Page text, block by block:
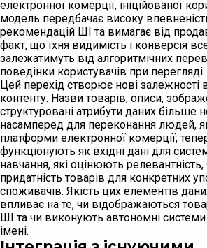
електронної комерції, ініційованої
модель передбачає високу
рекомендацій ШІ та вимагає від
факт, що їхня видимість і конверсія
залежатимуть від алгоритмічних
поведінки користувачів при перегляді.
Цей перехід створює нові залежності
контенту. Назви товарів, описи,
структуровані атрибути даних більше
насамперед для переконання людей,
платформи електронної комерції;
функціонують як вхідні дані для
навчання, які оцінюють релевантність,
придатність товарів для конкретних
споживачів. Якість цих елементів
впливає на те, чи відображаються
ШІ та чи виконують автономні
імені.